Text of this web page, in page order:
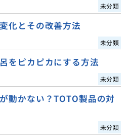
未分類
化とその改善方法
未分類
をピカピカにする方法
未分類
動かない？TOTO製品の対
未分類